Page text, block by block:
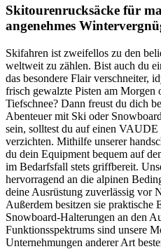
Skitourenrucksäcke für
angenehmes
Skifahren ist zweifellos zu den
weltweit zu zählen. Bist auch du
das besondere Flair verschneiter,
frisch gewalzte Pisten am Morgen
Tiefschnee? Dann freust du dich
Abenteuer mit Ski oder
sein, solltest du auf einen
verzichten. Mithilfe unserer
du dein Equipment bequem auf
im Bedarfsfall stets griffbereit.
hervorragend an die alpinen
deine Ausrüstung zuverlässig vor
Außerdem besitzen sie praktische
Snowboard-Halterungen an den
Funktionsspektrums sind unsere
Unternehmungen anderer Art